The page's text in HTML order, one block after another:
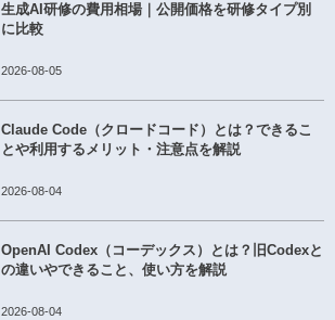
生成AI研修の費用相場｜公開価格を研修タイプ別
に比較
2026-08-05
Claude Code（クロードコード）とは？できるこ
とや利用するメリット・注意点を解説
2026-08-04
OpenAI Codex（コーデックス）とは？旧Codexと
の違いやできること、使い方を解説
2026-08-04